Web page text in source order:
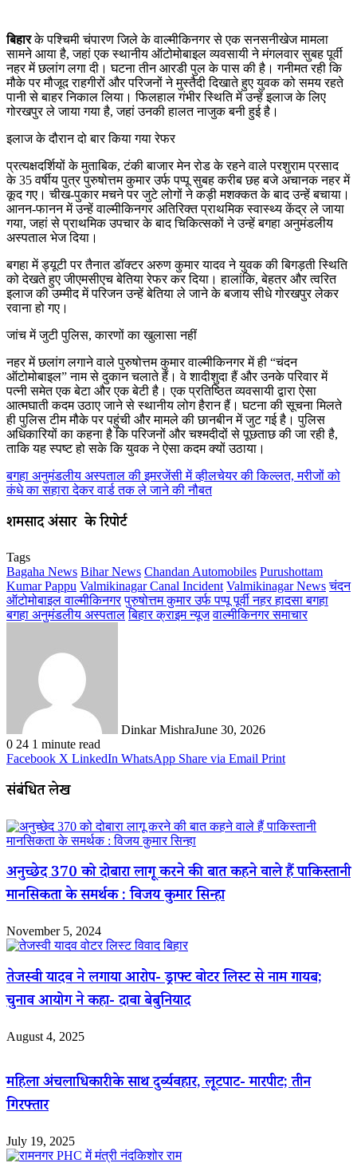
बिहारके पश्चिमी चंपारण जिले के वाल्मीकिनगर से एक सनसनीखेज मामला
सामने आया है, जहां एक स्थानीय ऑटोमोबाइल व्यवसायी ने मंगलवार सुबह पूर्वी
नहर में छलांग लगा दी। घटना तीन आरडी पुल के पास की है। गनीमत रही कि
मौके पर मौजूद राहगीरों और परिजनों ने मुस्तैदी दिखाते हुए युवक को समय रहते
पानी से बाहर निकाल लिया। फिलहाल गंभीर स्थिति में उन्हें इलाज के लिए
गोरखपुर ले जाया गया है, जहां उनकी हालत नाजुक बनी हुई है।
इलाज के दौरान दो बार किया गया रेफर
प्रत्यक्षदर्शियों के मुताबिक, टंकी बाजार मेन रोड के रहने वाले परशुराम प्रसाद
के 35 वर्षीय पुत्र पुरुषोत्तम कुमार उर्फ पप्पू सुबह करीब छह बजे अचानक नहर में
कूद गए। चीख-पुकार मचने पर जुटे लोगों ने कड़ी मशक्कत के बाद उन्हें बचाया।
आनन-फानन में उन्हें वाल्मीकिनगर अतिरिक्त प्राथमिक स्वास्थ्य केंद्र ले जाया
गया, जहां से प्राथमिक उपचार के बाद चिकित्सकों ने उन्हें बगहा अनुमंडलीय
अस्पताल भेज दिया।
बगहा में ड्यूटी पर तैनात डॉक्टर अरुण कुमार यादव ने युवक की बिगड़ती स्थिति
को देखते हुए जीएमसीएच बेतिया रेफर कर दिया। हालांकि, बेहतर और त्वरित
इलाज की उम्मीद में परिजन उन्हें बेतिया ले जाने के बजाय सीधे गोरखपुर लेकर
रवाना हो गए।
जांच में जुटी पुलिस, कारणों का खुलासा नहीं
नहर में छलांग लगाने वाले पुरुषोत्तम कुमार वाल्मीकिनगर में ही “चंदन
ऑटोमोबाइल” नाम से दुकान चलाते हैं। वे शादीशुदा हैं और उनके परिवार में
पत्नी समेत एक बेटा और एक बेटी है। एक प्रतिष्ठित व्यवसायी द्वारा ऐसा
आत्मघाती कदम उठाए जाने से स्थानीय लोग हैरान हैं। घटना की सूचना मिलते
ही पुलिस टीम मौके पर पहुंची और मामले की छानबीन में जुट गई है। पुलिस
अधिकारियों का कहना है कि परिजनों और चश्मदीदों से पूछताछ की जा रही है,
ताकि यह स्पष्ट हो सके कि युवक ने ऐसा कदम क्यों उठाया।
बगहा अनुमंडलीय अस्पताल की इमरजेंसी में व्हीलचेयर की किल्लत, मरीजों को
कंधे का सहारा देकर वार्ड तक ले जाने की नौबत
शमसाद अंसारी के रिपोर्ट
Tags
Bagaha News Bihar News Chandan Automobiles Purushottam
Kumar Pappu Valmikinagar Canal Incident Valmikinagar News चंदन
ऑटोमोबाइल वाल्मीकिनगर पुरुषोत्तम कुमार उर्फ पप्पू पूर्वी नहर हादसा बगहा
बगहा अनुमंडलीय अस्पताल बिहार क्राइम न्यूज वाल्मीकिनगर समाचार
Dinkar MishraJune 30, 2026
0 24 1 minute read
Facebook X LinkedIn WhatsApp Share via Email Print
संबंधित लेख
अनुच्छेद 370 को दोबारा लागू करने की बात कहने वाले हैं पाकिस्तानी
मानसिकता के समर्थक : विजय कुमार सिन्हा
November 5, 2024
तेजस्वी यादव ने लगाया आरोप- ड्राफ्ट वोटर लिस्ट से नाम गायब;
चुनाव आयोग ने कहा- दावा बेबुनियाद
August 4, 2025
महिला अंचलाधिकारी के साथ दुर्व्यवहार, लूटपाट- मारपीट; तीन
गिरफ्तार
July 19, 2025